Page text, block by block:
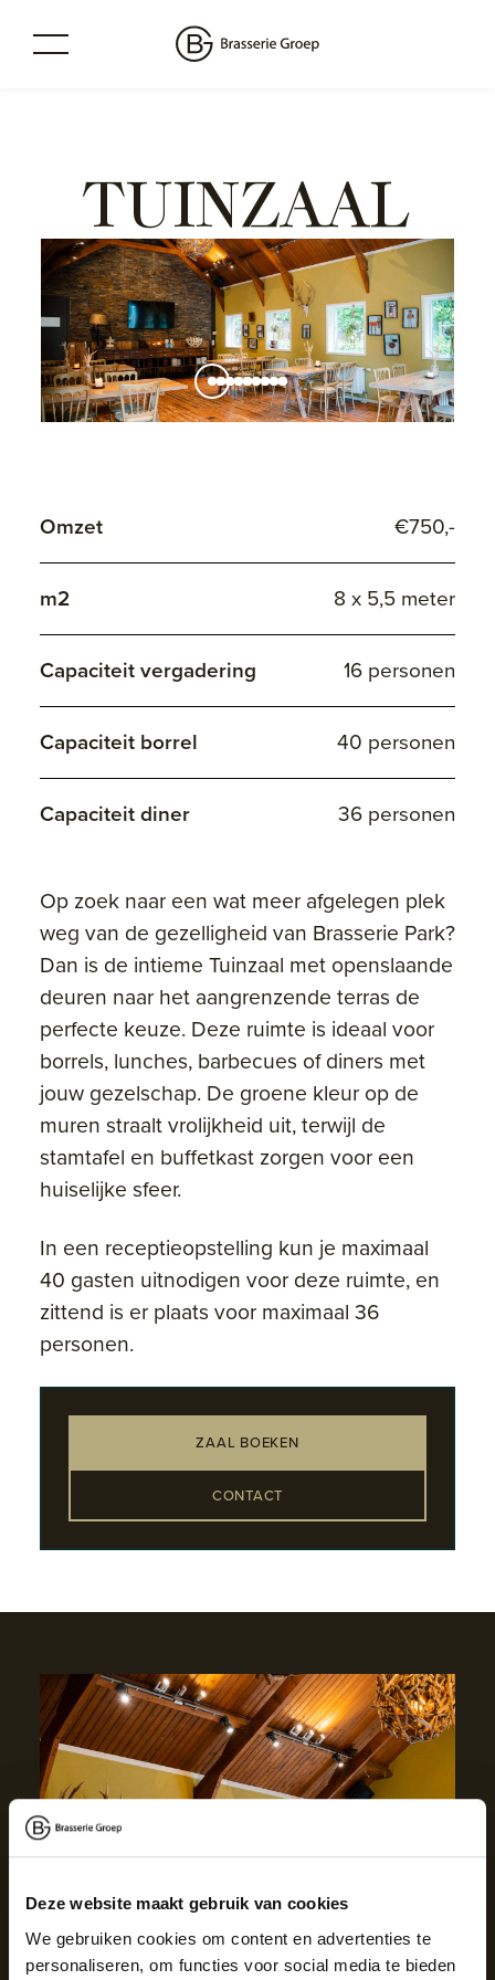
Deze website maakt gebruik van cookies
We gebruiken cookies om content en advertenties te
personaliseren, om functies voor social media te bieden
TUINZAAL
Omzet €750,-
m2 8 x 5,5 meter
Capaciteit vergadering 16 personen
Capaciteit borrel 40 personen
Capaciteit diner 36 personen
Op zoek naar een wat meer afgelegen plek
weg van de gezelligheid van Brasserie Park?
Dan is de intieme Tuinzaal met openslaande
deuren naar het aangrenzende terras de
perfecte keuze. Deze ruimte is ideaal voor
borrels, lunches, barbecues of diners met
jouw gezelschap. De groene kleur op de
muren straalt vrolijkheid uit, terwijl de
stamtafel en buffetkast zorgen voor een
huiselijke sfeer.
In een receptieopstelling kun je maximaal
40 gasten uitnodigen voor deze ruimte, en
zittend is er plaats voor maximaal 36
personen.
ZAAL BOEKEN
CONTACT